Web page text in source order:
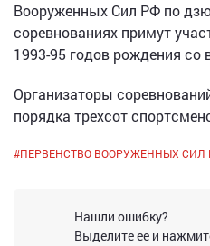
Вооруженных Сил РФ по
соревнованиях примут
1993-95 годов рождения со
Организаторы
порядка трехсот
#ПЕРВЕНСТВО ВООРУЖЕННЫХ
Нашли ошибку?
Выделите ее и